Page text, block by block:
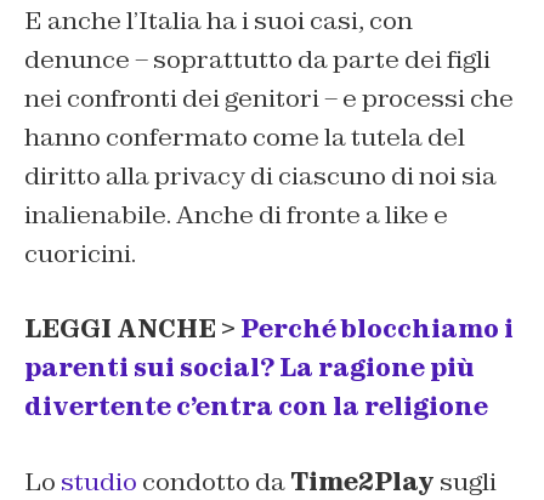
E anche l’Italia ha i suoi casi, con
denunce – soprattutto da parte dei figli
nei confronti dei genitori – e processi che
hanno confermato come la tutela del
diritto alla privacy di ciascuno di noi sia
inalienabile. Anche di fronte a like e
cuoricini.
LEGGI ANCHE > Perché blocchiamo i
parenti sui social? La ragione più
divertente c’entra con la religione
Lo studio condotto daTime2Play sugli